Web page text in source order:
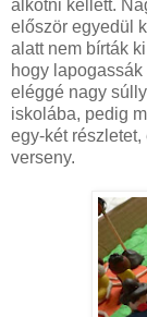
alkotni kellett.
először egyedül
alatt nem bírták
hogy
eléggé nagy
iskolába, pedig
egy-két
verseny.